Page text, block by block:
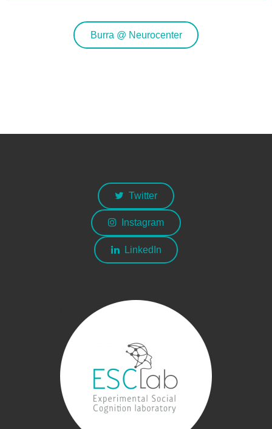
Burra @ Neurocenter
Twitter
Instagram
LinkedIn